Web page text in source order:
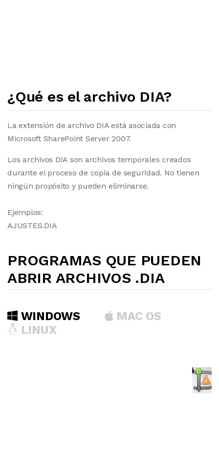
¿Qué es el archivo DIA?
La extensión de archivo DIA está asociada con
Microsoft SharePoint Server 2007.
Los archivos DIA son archivos temporales creados
durante el proceso de copia de seguridad. No tienen
ningún propósito y pueden eliminarse.
Ejemplos:
AJUSTES.DIA
PROGRAMAS QUE PUEDEN
ABRIR ARCHIVOS .DIA
WINDOWS
MAC OS
LINUX